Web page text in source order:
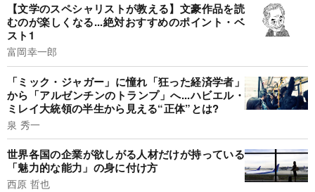
【文学のスペシャリストが教える】文豪作品を読
むのが楽しくなる...絶対おすすめのポイント・ベ
スト1
富岡幸一郎
「ミック・ジャガー」に憧れ「狂った経済学者」
から「アルゼンチンのトランプ」へ...ハビエル・
ミレイ大統領の半生から見える“正体”とは?
泉 秀一
世界各国の企業が欲しがる人材だけが持っている
「魅力的な能力」の身に付け方
西原 哲也